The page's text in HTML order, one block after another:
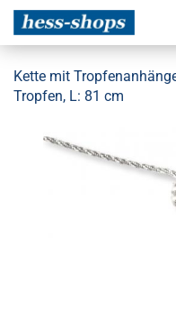
Kette mit
Tropfen, L: 81 cm